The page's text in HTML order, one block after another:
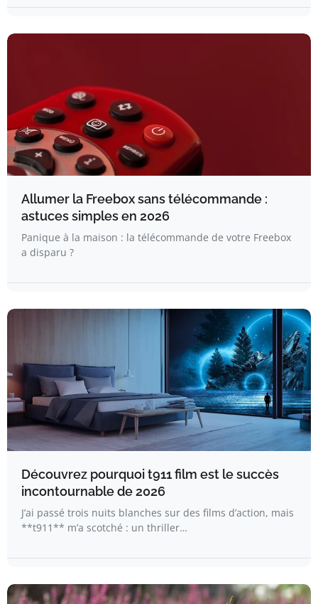
Allumer la Freebox sans télécommande :
astuces simples en 2026
Panique à la maison : la télécommande de votre Freebox
a disparu ?
Découvrez pourquoi t911 film est le succès
incontournable de 2026
J’ai passé trois nuits blanches sur des films d’action, mais
**t911** m’a scotché : un thriller…